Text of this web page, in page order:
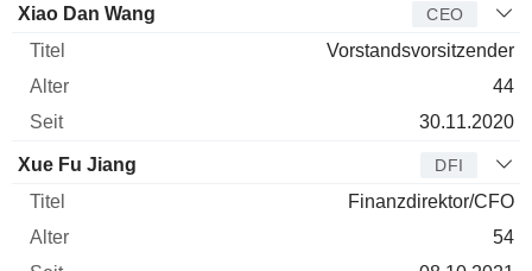
Manager Titel Alter
Xiao Dan Wang CEO
Vorstandsvorsitzender
44
30.11.2020
Xue Fu Jiang DFI
Finanzdirektor/CFO
54